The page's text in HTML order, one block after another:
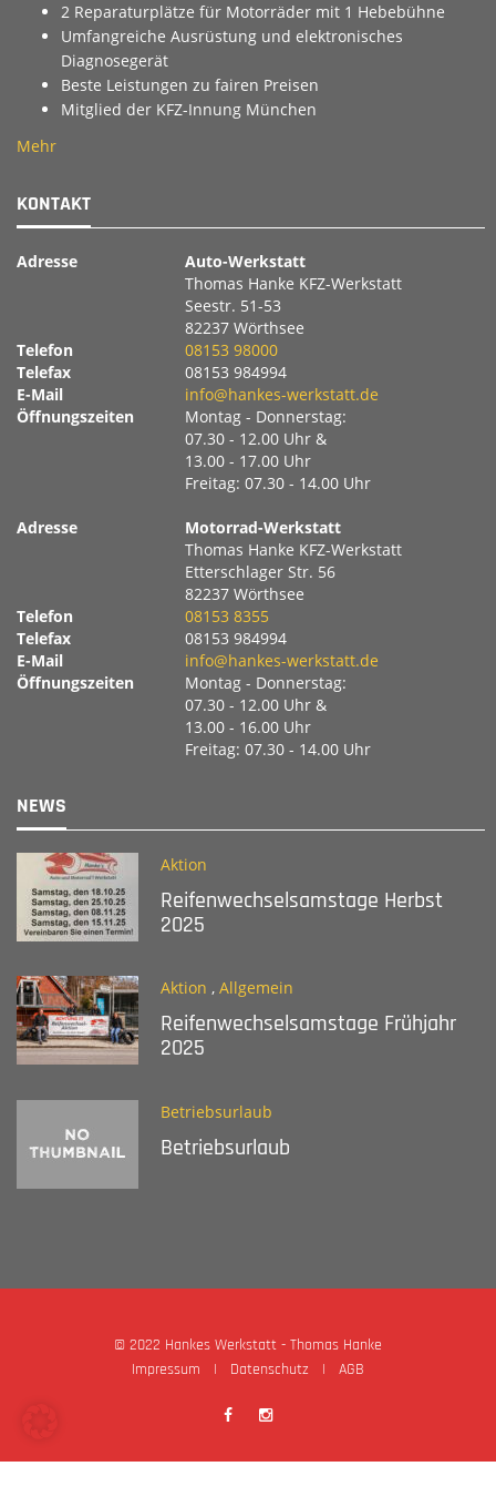
2 Reparaturplätze für Motorräder mit 1 Hebebühne
Umfangreiche Ausrüstung und elektronisches
Diagnosegerät
Beste Leistungen zu fairen Preisen
Mitglied der KFZ-Innung München
Mehr
KONTAKT
Adresse
Auto-Werkstatt
Thomas Hanke KFZ-Werkstatt
Seestr. 51-53
82237 Wörthsee
Telefon
08153 98000
Telefax
08153 984994
E-Mail
info@hankes-werkstatt.de
Öffnungszeiten
Montag - Donnerstag:
07.30 - 12.00 Uhr &
13.00 - 17.00 Uhr
Freitag: 07.30 - 14.00 Uhr
Adresse
Motorrad-Werkstatt
Thomas Hanke KFZ-Werkstatt
Etterschlager Str. 56
82237 Wörthsee
Telefon
08153 8355
Telefax
08153 984994
E-Mail
info@hankes-werkstatt.de
Öffnungszeiten
Montag - Donnerstag:
07.30 - 12.00 Uhr &
13.00 - 16.00 Uhr
Freitag: 07.30 - 14.00 Uhr
NEWS
Aktion
Reifenwechselsamstage Herbst
2025
Aktion , Allgemein
Reifenwechselsamstage Frühjahr
2025
Betriebsurlaub
Betriebsurlaub
© 2022 Hankes Werkstatt - Thomas Hanke
Impressum | Datenschutz | AGB